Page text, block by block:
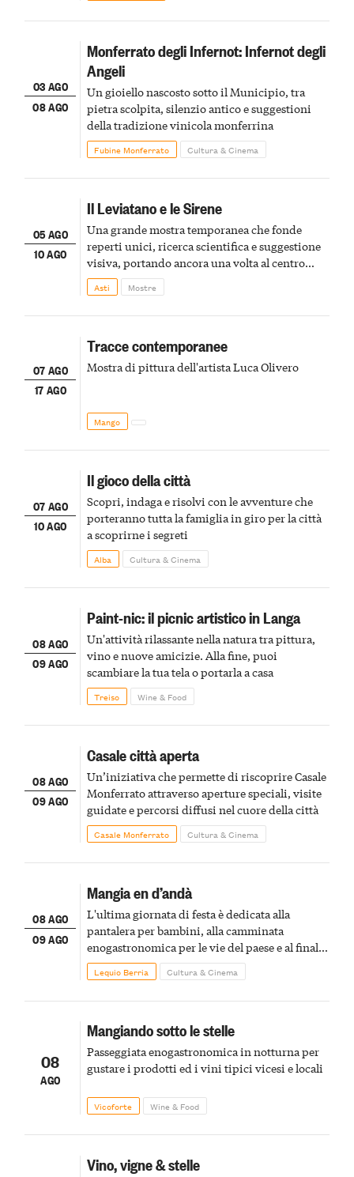
03 AGO
08 AGO
Monferrato degli Infernot: Infernot degli
Angeli
Un gioiello nascosto sotto il Municipio, tra
pietra scolpita, silenzio antico e suggestioni
della tradizione vinicola monferrina
Fubine Monferrato Cultura & Cinema
05 AGO
10 AGO
Il Leviatano e le Sirene
Una grande mostra temporanea che fonde
reperti unici, ricerca scientifica e suggestione
visiva, portando ancora una volta al centro
della scena le meraviglie del passato astigiano
Asti Mostre
07 AGO
17 AGO
Tracce contemporanee
Mostra di pittura dell'artista Luca Olivero
Mango
07 AGO
10 AGO
Il gioco della città
Scopri, indaga e risolvi con le avventure che
porteranno tutta la famiglia in giro per la città
a scoprirne i segreti
Alba Cultura & Cinema
08 AGO
09 AGO
Paint-nic: il picnic artistico in Langa
Un'attività rilassante nella natura tra pittura,
vino e nuove amicizie. Alla fine, puoi
scambiare la tua tela o portarla a casa
Treiso Wine & Food
08 AGO
09 AGO
Casale città aperta
Un’iniziativa che permette di riscoprire Casale
Monferrato attraverso aperture speciali, visite
guidate e percorsi diffusi nel cuore della città
Casale Monferrato Cultura & Cinema
08 AGO
09 AGO
Mangia en d’andà
L'ultima giornata di festa è dedicata alla
pantalera per bambini, alla camminata
enogastronomica per le vie del paese e al finale
pirotecnico
Lequio Berria Cultura & Cinema
08
AGO
Mangiando sotto le stelle
Passeggiata enogastronomica in notturna per
gustare i prodotti ed i vini tipici vicesi e locali
Vicoforte Wine & Food
Vino, vigne & stelle